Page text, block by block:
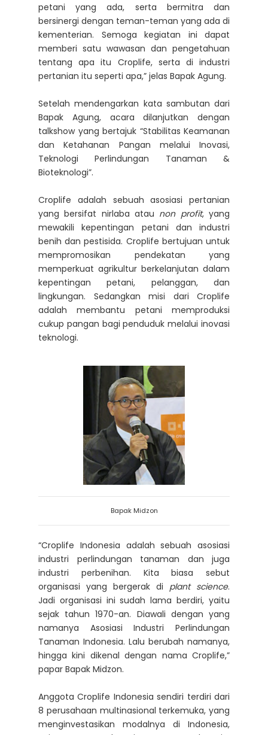
petani yang ada, serta bermitra dan
bersinergi dengan teman-teman yang ada di
kementerian. Semoga kegiatan ini dapat
memberi satu wawasan dan pengetahuan
tentang apa itu Croplife, serta di industri
pertanian itu seperti apa,” jelas Bapak Agung.
Setelah mendengarkan kata sambutan dari
Bapak Agung, acara dilanjutkan dengan
talkshow yang bertajuk “Stabilitas Keamanan
dan Ketahanan Pangan melalui Inovasi,
Teknologi Perlindungan Tanaman &
Bioteknologi”.
Croplife adalah sebuah asosiasi pertanian
yang bersifat nirlaba atau non profit, yang
mewakili kepentingan petani dan industri
benih dan pestisida. Croplife bertujuan untuk
mempromosikan pendekatan yang
memperkuat agrikultur berkelanjutan dalam
kepentingan petani, pelanggan, dan
lingkungan. Sedangkan misi dari Croplife
adalah membantu petani memproduksi
cukup pangan bagi penduduk melalui inovasi
teknologi.
Bapak Midzon
“Croplife Indonesia adalah sebuah asosiasi
industri perlindungan tanaman dan juga
industri perbenihan. Kita biasa sebut
organisasi yang bergerak di plant science.
Jadi organisasi ini sudah lama berdiri, yaitu
sejak tahun 1970-an. Diawali dengan yang
namanya Asosiasi Industri Perlindungan
Tanaman Indonesia. Lalu berubah namanya,
hingga kini dikenal dengan nama Croplife,”
papar Bapak Midzon.
Anggota Croplife Indonesia sendiri terdiri dari
8 perusahaan multinasional terkemuka, yang
menginvestasikan modalnya di Indonesia,